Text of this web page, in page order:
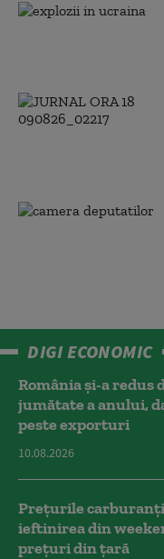
DIGI ECONOMIC
România și-a
jumătate a anului,
peste exporturi
10.08.2026
Prețurile
ieftinirea din
prețuri din țară